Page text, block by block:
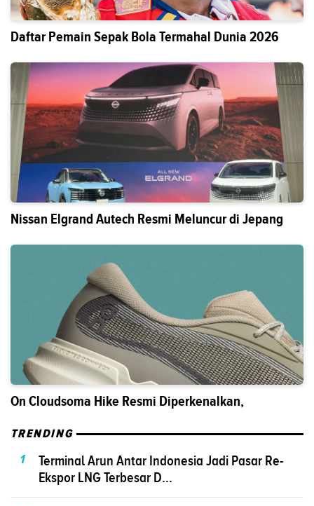
Daftar Pemain Sepak Bola Termahal Dunia 2026
Nissan Elgrand Autech Resmi Meluncur di Jepang
On Cloudsoma Hike Resmi Diperkenalkan,
TRENDING
1
Terminal Arun Antar Indonesia Jadi Pasar Re-
Ekspor LNG Terbesar D...